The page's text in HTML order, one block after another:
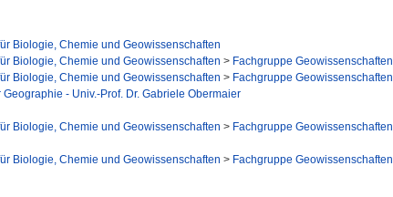
Biologie, Chemie und Geowissenschaften
Biologie, Chemie und Geowissenschaften > Fachgruppe Geowissenschaften
Biologie, Chemie und Geowissenschaften > Fachgruppe Geowissenschaften
Geographie - Univ.-Prof. Dr. Gabriele Obermaier
Biologie, Chemie und Geowissenschaften > Fachgruppe Geowissenschaften
Biologie, Chemie und Geowissenschaften > Fachgruppe Geowissenschaften